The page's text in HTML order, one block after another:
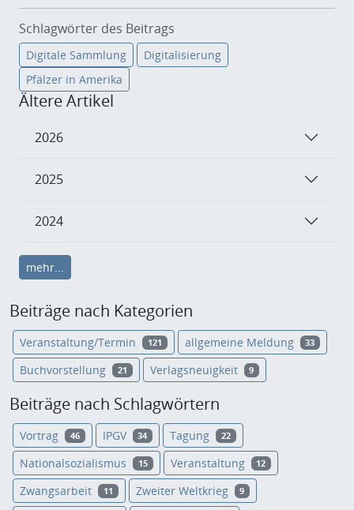
Schlagwörter des Beitrags
Digitale Sammlung
Digitalisierung
Pfälzer in Amerika
Ältere Artikel
2026
2025
2024
mehr...
Beiträge nach Kategorien
Veranstaltung/Termin 121 allgemeine Meldung 33
Buchvorstellung 21 Verlagsneuigkeit 9
Beiträge nach Schlagwörtern
Vortrag 46 IPGV 34 Tagung 22
Nationalsozialismus 15 Veranstaltung 12
Zwangsarbeit 11 Zweiter Weltkrieg 9